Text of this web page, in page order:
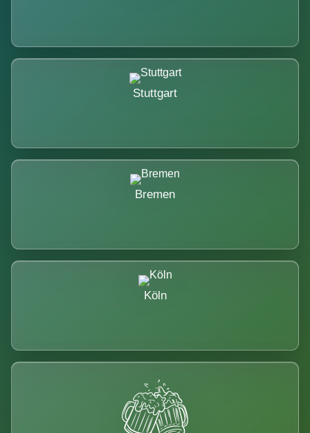
Stuttgart
Bremen
Köln